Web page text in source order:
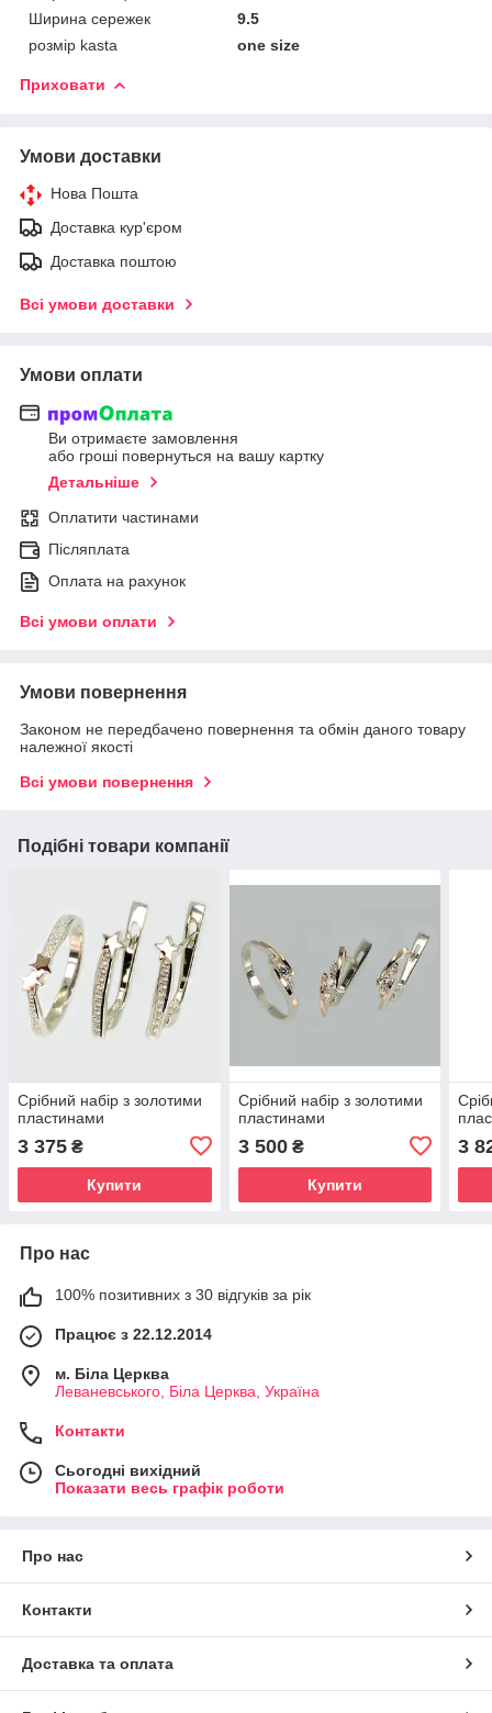
Ширина сережек
9.5
розмір kasta
one size
Приховати
Умови доставки
Нова Пошта
Доставка кур'єром
Доставка поштою
Всі умови доставки
Умови оплати
Ви отримаєте замовлення
або гроші повернуться на вашу картку
Детальніше
Оплатити частинами
Післяплата
Оплата на рахунок
Всі умови оплати
Умови повернення
Законом не передбачено повернення та обмін даного товару
належної якості
Всі умови повернення
Подібні товари компанії
Срібний набір з золотими
пластинами
3 375 ₴
Купити
Срібний набір з золотими
пластинами
3 500₴
Купити
3
Про нас
100% позитивних з 30 відгуків за рік
Працює з 22.12.2014
м. Біла Церква
Леваневського, Біла Церква, Україна
Контакти
Сьогодні вихідний
Показати весь графік роботи
Про нас
Контакти
Доставка та оплата